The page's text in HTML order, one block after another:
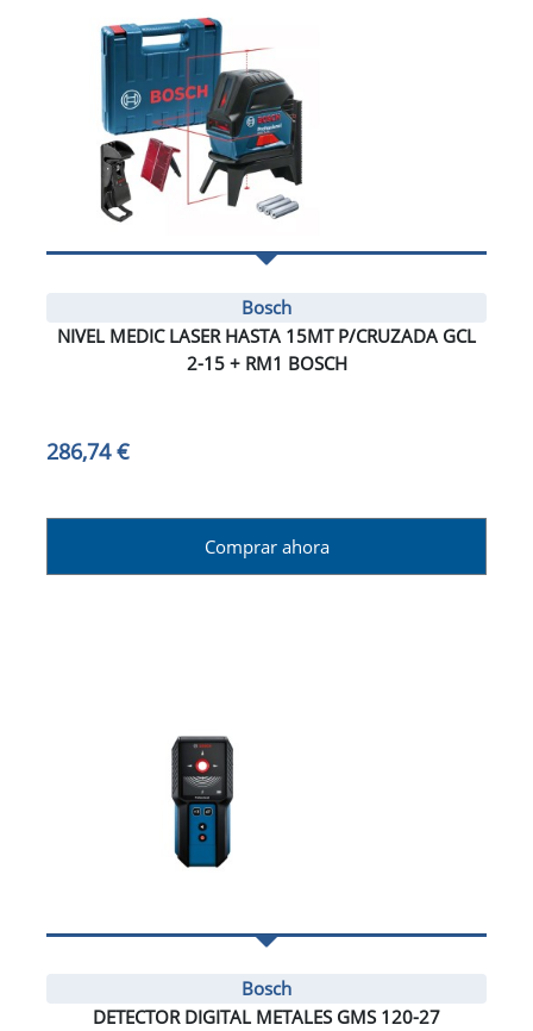
Bosch
NIVEL MEDIC LASER HASTA 15MT P/CRUZADA GCL
2-15 + RM1 BOSCH
286,74 €
Comprar ahora
Bosch
DETECTOR DIGITAL METALES GMS 120-27